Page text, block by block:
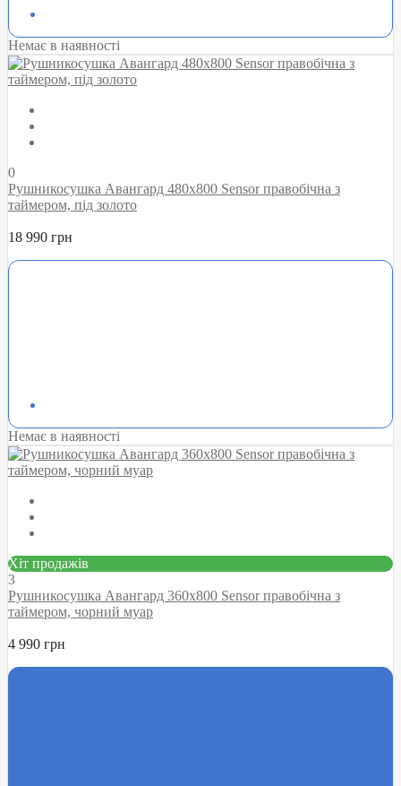
Немає в наявності
0
Рушникосушка Авангард 480х800 Sensor правобічна з
таймером, під золото
18 990 грн
Немає в наявності
Хіт продажів
3
Рушникосушка Авангард 360х800 Sensor правобічна з
таймером, чорний муар
4 990 грн